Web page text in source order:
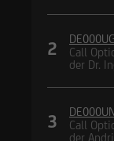
2
Call
der Dr.
3
Call
der